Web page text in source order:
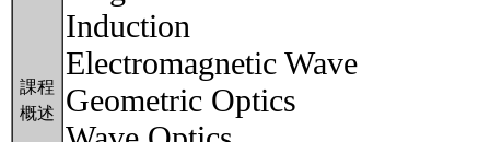
課程
概述
Induction
Electromagnetic Wave
Geometric Optics